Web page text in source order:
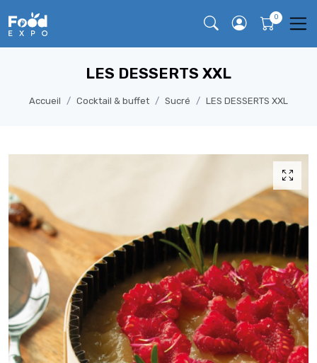
LES DESSERTS XXL
Accueil Cocktail & buffet Sucré LES DESSERTS XXL